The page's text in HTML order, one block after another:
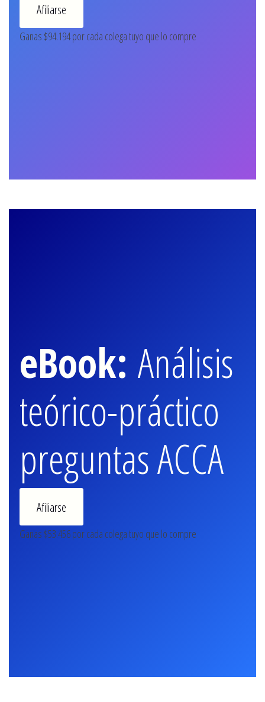
Afiliarse
Ganas $94.194 por cada colega tuyo que lo compre
eBook: Análisis
teórico-práctico
preguntas ACCA
Afiliarse
Ganas $53.456 por cada colega tuyo que lo compre